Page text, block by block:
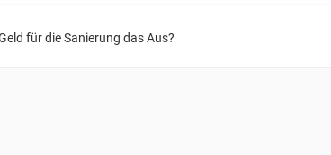
für die Sanierung das Aus?